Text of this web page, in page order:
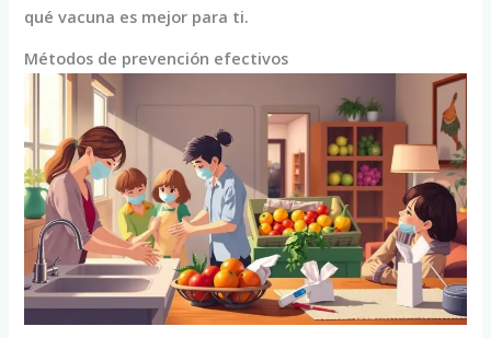
qué vacuna es mejor para ti.
Métodos de prevención efectivos